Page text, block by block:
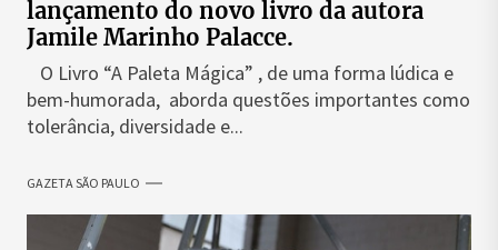
lançamento do novo livro da autora
Jamile Marinho Palacce.
O Livro “A Paleta Mágica” , de uma forma lúdica e
bem-humorada, aborda questões importantes como
tolerância, diversidade e...
GAZETA SÃO PAULO